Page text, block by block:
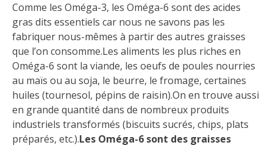
Comme les Oméga-3, les Oméga-6 sont des acides
gras dits essentiels car nous ne savons pas les
fabriquer nous-mêmes à partir des autres graisses
que l’on consomme.Les aliments les plus riches en
Oméga-6 sont la viande, les oeufs de poules nourries
au maïs ou au soja, le beurre, le fromage, certaines
huiles (tournesol, pépins de raisin).On en trouve aussi
en grande quantité dans de nombreux produits
industriels transformés (biscuits sucrés, chips, plats
préparés, etc.).Les Oméga-6 sont des graisses